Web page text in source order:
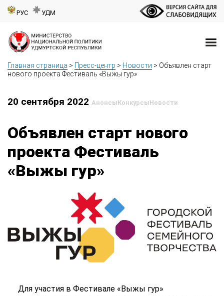
РУС УДМ
Главная страница > Пресс-центр > Новости > Объявлен старт
нового проекта Фестиваль «Выжы гур»
20 сентября 2022 АнонсыКонкурсыНовости
Объявлен старт нового
проекта Фестиваль
«Выжы гур»
Для участия в Фестивале «Выжы гур»